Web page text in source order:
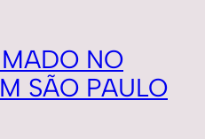
NO
SÃO PAULO